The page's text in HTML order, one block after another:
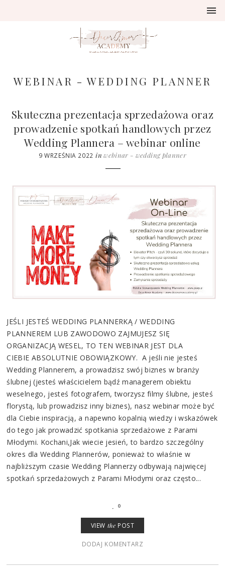
WEBINAR - WEDDING PLANNER
Skuteczna prezentacja sprzedażowa oraz
prowadzenie spotkań handlowych przez
Wedding Plannera – webinar online
9 WRZEŚNIA 2022 inwebinar - wedding planner
JEŚLI JESTEŚ WEDDING PLANNERKĄ / WEDDING
PLANNEREM LUB ZAWODOWO ZAJMUJESZ SIĘ
ORGANIZACJĄ WESEL, TO TEN WEBINAR JEST DLA
CIEBIE ABSOLUTNIE OBOWIĄZKOWY. A jeśli nie jesteś
Wedding Plannerem, a prowadzisz swój biznes w branży
ślubnej (jesteś właścicielem bądź managerem obiektu
weselnego, jesteś fotografem, tworzysz filmy ślubne, jesteś
florystą, lub prowadzisz inny biznes), nasz webinar może być
dla Ciebie inspiracją, a napewno kopalnią wiedzy i wskazówek
do tego jak prowadzić spotkania sprzedażowe z Parami
Młodymi. Kochani,Jak wiecie jesień, to bardzo szczególny
okres dla Wedding Plannerów, ponieważ to właśnie w
najbliższym czasie Wedding Plannerzy odbywają najwięcej
spotkań sprzedażowych z Parami Młodymi oraz często...
0
VIEW the POST
DODAJ KOMENTARZ